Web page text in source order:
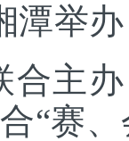
潭举
主办
“赛